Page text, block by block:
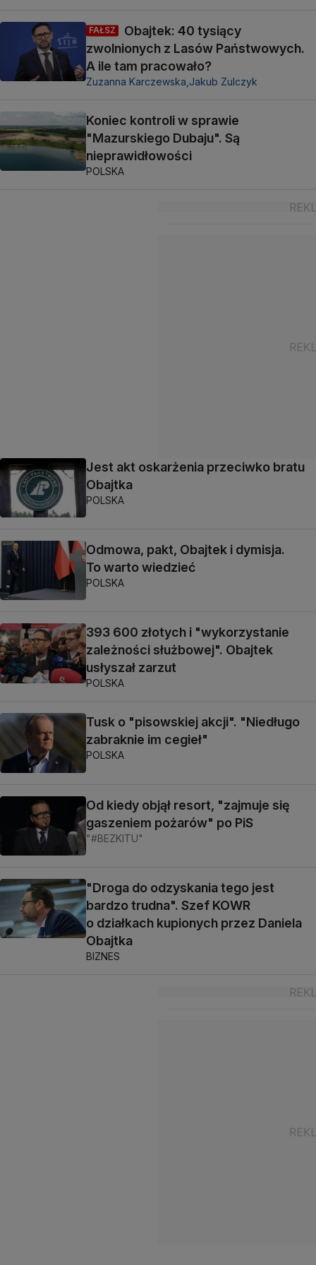
FAŁSZ
Obajtek: 40 tysiący
zwolnionych z Lasów Państwowych.
A ile tam pracowało?
Zuzanna Karczewska, Jakub Zulczyk
Koniec kontroli w sprawie
"Mazurskiego Dubaju". Są
nieprawidłowości
POLSKA
Jest akt oskarżenia przeciwko bratu
Obajtka
POLSKA
Odmowa, pakt, Obajtek i dymisja.
To warto wiedzieć
POLSKA
393 600 złotych i "wykorzystanie
zależności służbowej". Obajtek
usłyszał zarzut
POLSKA
Tusk o "pisowskiej akcji". "Niedługo
zabraknie im cegieł"
POLSKA
Od kiedy objął resort, "zajmuje się
gaszeniem pożarów" po PiS
"#BEZKITU"
"Droga do odzyskania tego jest
bardzo trudna". Szef KOWR
o działkach kupionych przez Daniela
Obajtka
BIZNES